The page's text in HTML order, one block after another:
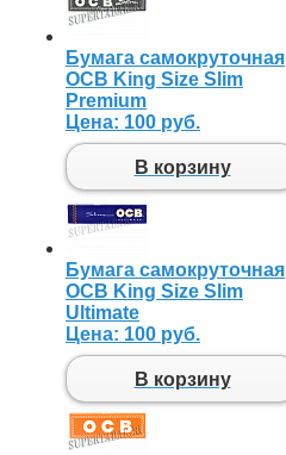
Бумага самокруточная
OCB King Size Slim
Premium
Цена: 100 руб.
В корзину
Бумага самокруточная
OCB King Size Slim
Ultimate
Цена: 100 руб.
В корзину